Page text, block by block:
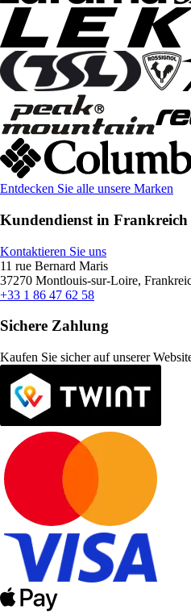
Entdecken Sie alle unsere Marken
Kundendienst in Frankreich
Kontaktieren Sie uns
11 rue Bernard Maris
37270 Montlouis-sur-Loire,
+33 1 86 47 62 58
Sichere Zahlung
Kaufen Sie sicher auf unserer